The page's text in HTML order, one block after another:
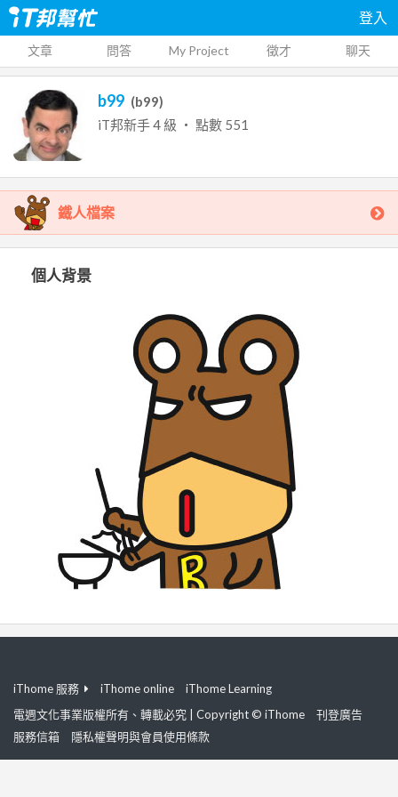
登入
文章 問答 My Project 徵才 聊天
b99 (b99)
iT邦新手4 級 ‧ 點數 551
鐵人檔案
個人背景
iThome 服務 iThome online
iThome Learning
電週文化事業版權所有、轉載必究 | Copyright © iThome
刊登廣告
服務信箱
隱私權聲明與會員使用條款